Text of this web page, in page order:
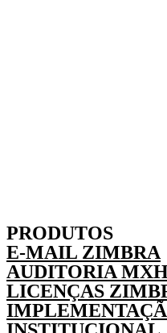
PRODUTOS
E-MAIL ZIMBRA
AUDITORIA
LICENÇAS